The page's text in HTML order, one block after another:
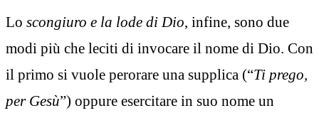
Lo scongiuro e la lode di Dio, infine, sono due
modi più che leciti di invocare il nome di Dio. Con
il primo si vuole perorare una supplica (“Ti prego,
per Gesù”) oppure esercitare in suo nome un